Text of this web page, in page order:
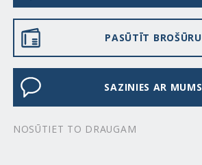
PASŪTĪT BROŠŪRU
SAZINIES AR MUMS
NOSŪTIET TO DRAUGAM